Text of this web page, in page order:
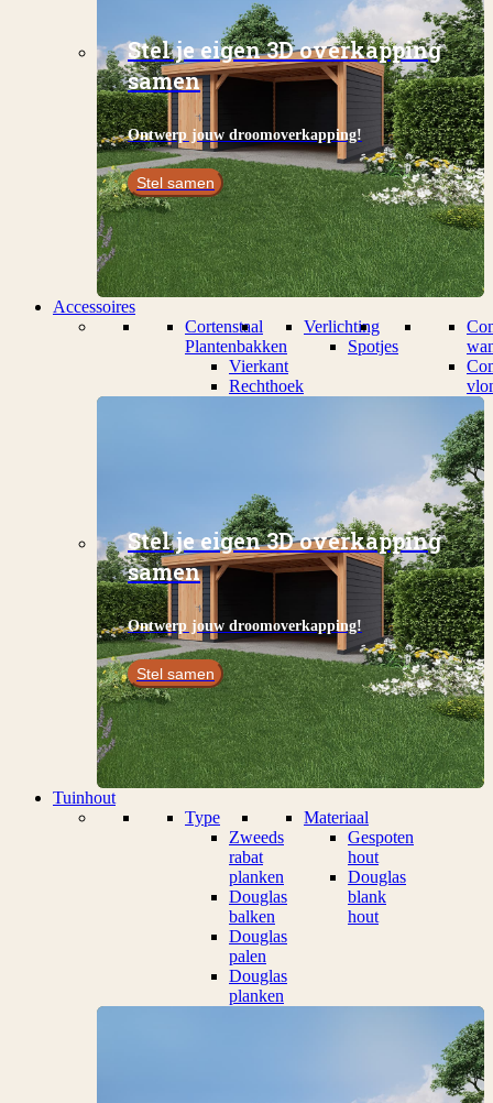
Stel je eigen 3D overkapping
samen
Ontwerp jouw droomoverkapping!
Stel samen
Accessoires
Cortenstaal
Plantenbakken
Vierkant
Rechthoek
Verlichting
Spotjes
Stel je eigen 3D overkapping
samen
Ontwerp jouw droomoverkapping!
Stel samen
Tuinhout
Type
Zweeds
rabat
planken
Douglas
balken
Douglas
palen
Douglas
planken
Materiaal
Gespoten
hout
Douglas
blank
hout